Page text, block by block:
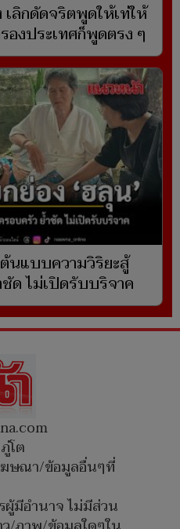
เลิกดัดจริตพูดให้เท่ให้
องประเทศก็พูดตรง ๆ
นแบบความวิริยะสู้
ด ไม่เปิดรับบริจาค
โต
ษณา/ข้อมูลอื่นๆที่
ผู้มีอำนาจ ไม่มีส่วน